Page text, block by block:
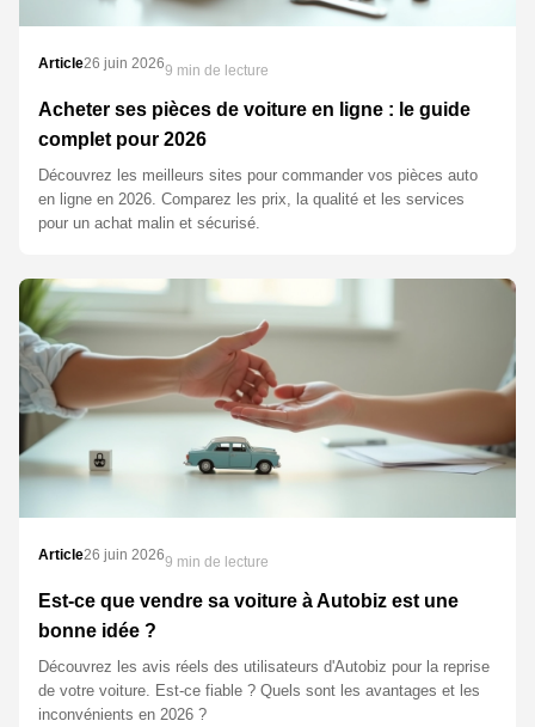
Article26 juin 20269 min de lecture
Acheter ses pièces de voiture en ligne : le guide
complet pour 2026
Découvrez les meilleurs sites pour commander vos pièces auto
en ligne en 2026. Comparez les prix, la qualité et les services
pour un achat malin et sécurisé.
Article26 juin 20269 min de lecture
Est-ce que vendre sa voiture à Autobiz est une
bonne idée ?
Découvrez les avis réels des utilisateurs d'Autobiz pour la reprise
de votre voiture. Est-ce fiable ? Quels sont les avantages et les
inconvénients en 2026 ?